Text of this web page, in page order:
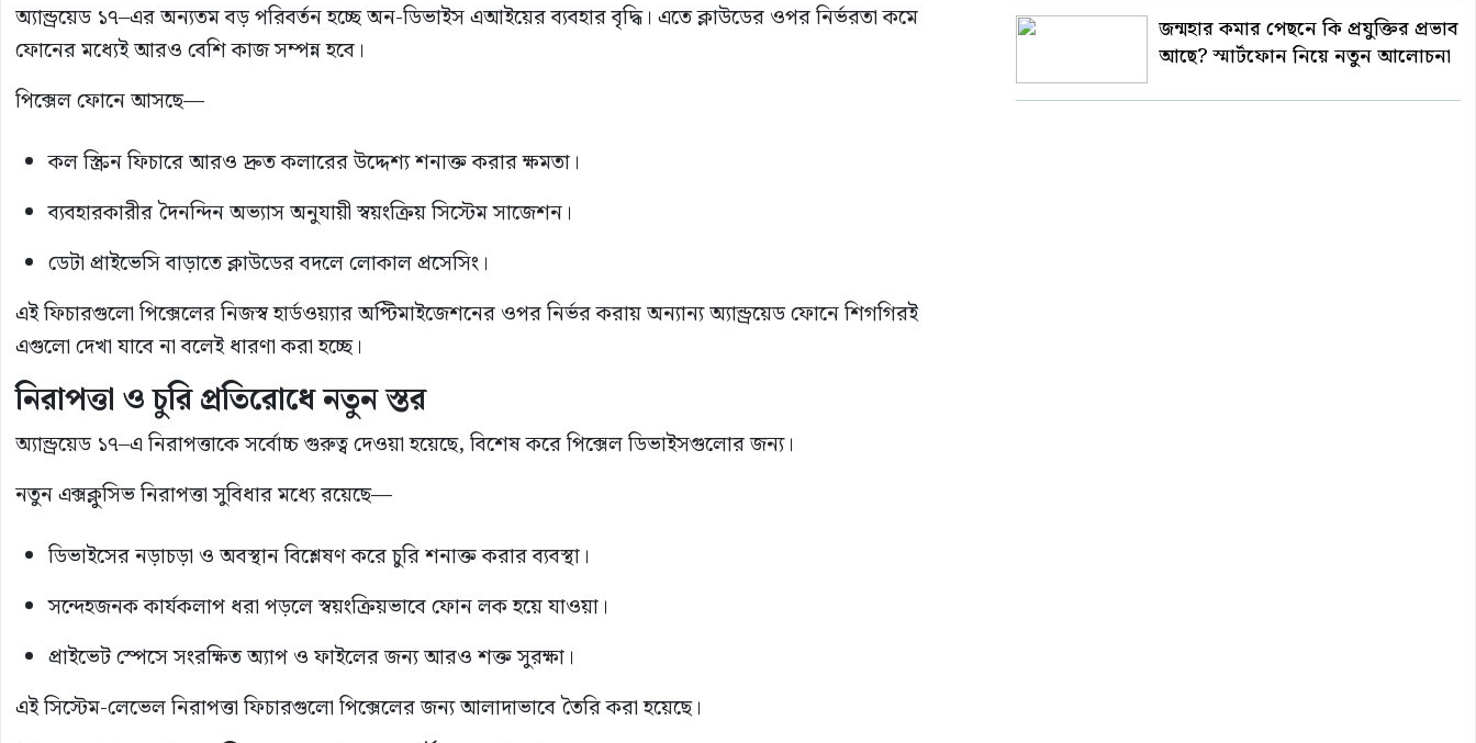
অ্যান্ড্রয়েড ১৭–এর অন্যতম বড় পরিবর্তন হচ্ছে অন-ডিভাইস এআইয়ের ব্যবহার বৃদ্ধি। এতে ক্লাউডের ওপর নির্ভরতা কমে
ফোনের মধ্যেই আরও বেশি কাজ সম্পন্ন হবে।
পিক্সেল ফোনে আসছে—
কল স্ক্রিন ফিচারে আরও দ্রুত কলারের উদ্দেশ্য শনাক্ত করার ক্ষমতা।
ব্যবহারকারীর দৈনন্দিন অভ্যাস অনুযায়ী স্বয়ংক্রিয় সিস্টেম সাজেশন।
ডেটা প্রাইভেসি বাড়াতে ক্লাউডের বদলে লোকাল প্রসেসিং।
এই ফিচারগুলো পিক্সেলের নিজস্ব হার্ডওয়্যার অপ্টিমাইজেশনের ওপর নির্ভর করায় অন্যান্য অ্যান্ড্রয়েড ফোনে শিগগিরই
এগুলো দেখা যাবে না বলেই ধারণা করা হচ্ছে।
নিরাপত্তা ও চুরি প্রতিরোধে নতুন স্তর
অ্যান্ড্রয়েড ১৭–এ নিরাপত্তাকে সর্বোচ্চ গুরুত্ব দেওয়া হয়েছে, বিশেষ করে পিক্সেল ডিভাইসগুলোর জন্য।
নতুন এক্সক্লুসিভ নিরাপত্তা সুবিধার মধ্যে রয়েছে—
ডিভাইসের নড়াচড়া ও অবস্থান বিশ্লেষণ করে চুরি শনাক্ত করার ব্যবস্থা।
সন্দেহজনক কার্যকলাপ ধরা পড়লে স্বয়ংক্রিয়ভাবে ফোন লক হয়ে যাওয়া।
প্রাইভেট স্পেসে সংরক্ষিত অ্যাপ ও ফাইলের জন্য আরও শক্ত সুরক্ষা।
এই সিস্টেম-লেভেল নিরাপত্তা ফিচারগুলো পিক্সেলের জন্য আলাদাভাবে তৈরি করা হয়েছে।
জন্মহার কমার পেছনে কি প্রযুক্তির প্রভাব
আছে? স্মার্টফোন নিয়ে নতুন আলোচনা